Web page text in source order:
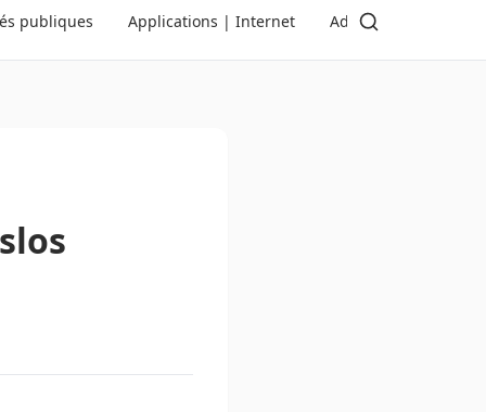
publiques Applications | Internet Administration |